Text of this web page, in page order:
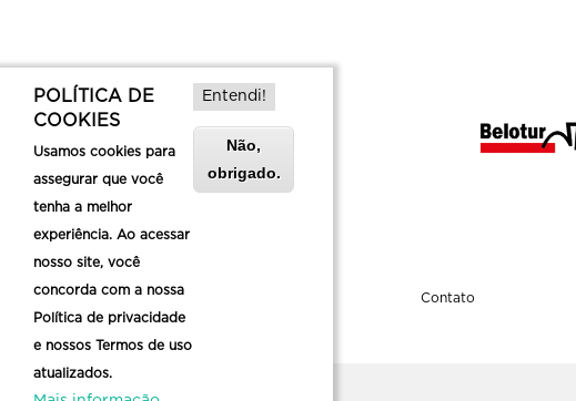
Sobre a Belotur Contato
POLÍTICA DE
COOKIES
Usamos cookies para
assegurar que você
tenha a melhor
experiência. Ao acessar
nosso site, você
concorda com a nossa
Política de privacidade
e nossos Termos de uso
atualizados.
Entendi!
Não,
obrigado.